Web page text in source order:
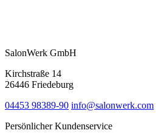
SalonWerk GmbH
Kirchstraße 14
26446 Friedeburg
04453 98389-90 info@salonwerk.com
Persönlicher Kundenservice